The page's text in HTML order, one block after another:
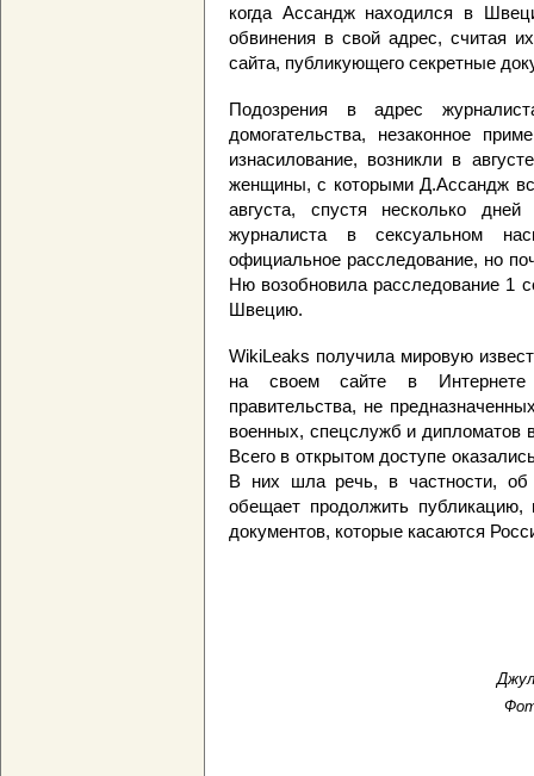
когда Ассандж находился в
обвинения в свой адрес, считая
сайта, публикующего секретные
Подозрения в адрес
домогательства, незаконное
изнасилование, возникли в
женщины, с которыми Д.Ассандж
августа, спустя несколько
журналиста в сексуальном
официальное расследование, но
Ню возобновила расследование 1
Швецию.
WikiLeaks получила мировую
на своем сайте в Интернете
правительства, не
военных, спецслужб и дипломатов
Всего в открытом доступе
В них шла речь, в частности, об
обещает продолжить публикацию,
документов, которые касаются